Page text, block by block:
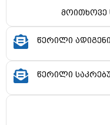
მოითხოვე
წერილი
წერილი